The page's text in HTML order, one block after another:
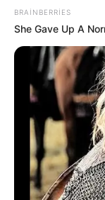
CƏMİYYƏT
Avropa
Azərbaycanı
BRAINBERRIES
She Gave Up A